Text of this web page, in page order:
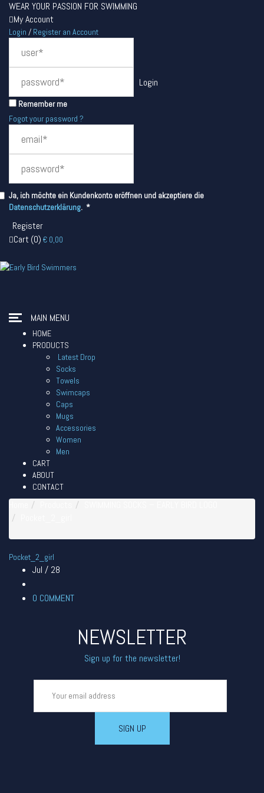
WEAR YOUR PASSION FOR SWIMMING
My Account
Login / Register an Account
Remember me
Fogot your password ?
Ja, ich möchte ein Kundenkonto eröffnen und akzeptiere die
Datenschutzerklärung. *Required
Cart (0) € 0,00
MAIN MENU
HOME
PRODUCTS
Latest Drop
Socks
Towels
Swimcaps
Caps
Mugs
Accessories
Women
Men
CART
ABOUT
CONTACT
Pocket_2_girl
Jul / 28
0 COMMENT
NEWSLETTER
Sign up for the newsletter!